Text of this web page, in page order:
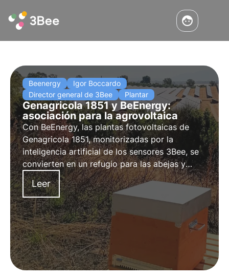
Beenergy
Igor Boccardo
Director general de 3Bee
Plantar
Genagricola 1851 y BeEnergy:
asociación para la agrovoltaica
Con BeEnergy, las plantas fotovoltaicasde
Genagricola 1851, monitorizadas por la
inteligencia artificial de los sensores 3Bee, se
convierten en un refugio para las abejas y
salvaguardan la biodiversidad
Leer